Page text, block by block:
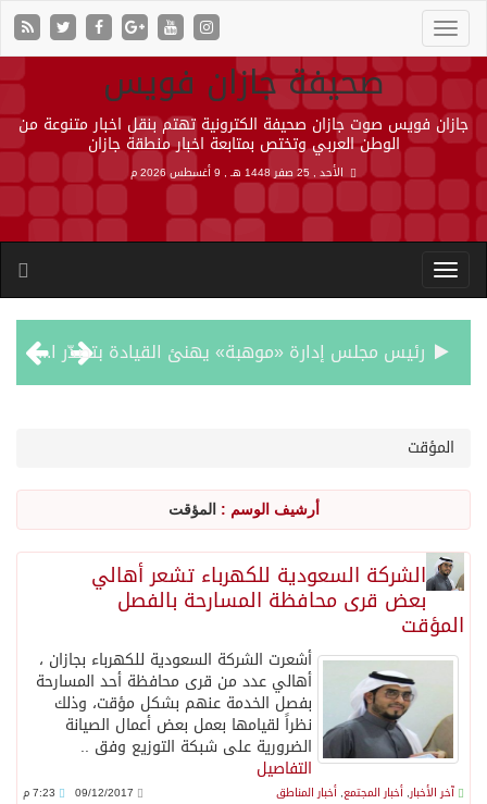
صحيفة جازان فويس
جازان فويس صوت جازان صحيفة الكترونية تهتم بنقل اخبار متنوعة من
الوطن العربي وتختص بمتابعة اخبار منطقة جازان
الأحد , 25 صفر 1448 هـ , 9 أغسطس 2026 م
رئيس مجلس إدارة «موهبة» يهنئ القيادة بتصدّر المملكة نتائج أولمبياد العلوم النووية الدولي ونجاح استضافته
رحبت المملكة ببيان مجلس الأمن وتنديده بهجمات ميليشيا الحوثي الإرهابية
الأرصاد” يُنبّه من أمطار على منطقة جازان
حالة الطقس المتوقعة اليوم في المملكة
أجواء من الحب والتراث تزين ليلة عرس آل صيرم
المؤقت
أرشيف الوسم : المؤقت
الشركة السعودية للكهرباء تشعر أهالي
بعض قرى محافظة المسارحة بالفصل
المؤقت
أشعرت الشركة السعودية للكهرباء بجازان ،
أهالي عدد من قرى محافظة أحد المسارحة
بفصل الخدمة عنهم بشكل مؤقت، وذلك
نظراً لقيامها بعمل بعض أعمال الصيانة
الضرورية على شبكة التوزيع وفق ..
التفاصيل
آخر الأخبار, أخبار المجتمع, أخبار المناطق 09/12/2017